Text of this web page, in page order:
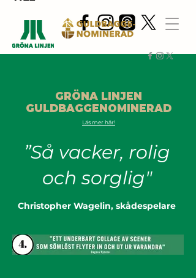
GRÖNA LINJEN
GULDBAGGENOMINERAD
Läs mer här!
”Så vacker, rolig
och sorglig"
Christopher Wagelin, skådespelare